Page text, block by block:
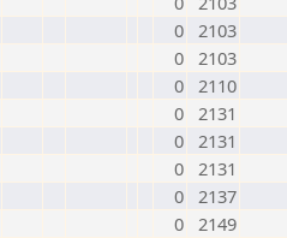
0 2103
0 2103
0 2110
0 2131
0 2131
0 2131
0 2137
0 2149